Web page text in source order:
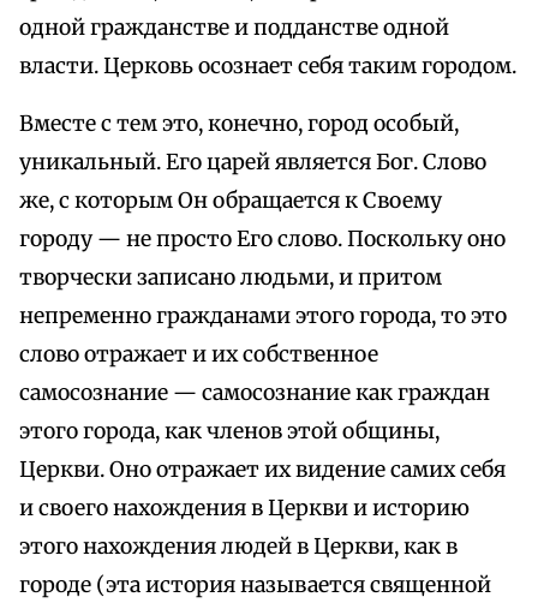
одной гражданстве и подданстве одной
власти. Церковь осознает себя таким городом.
Вместе с тем это, конечно, город особый,
уникальный. Его царей является Бог. Слово
же, с которым Он обращается к Своему
городу — не просто Его слово. Поскольку оно
творчески записано людьми, и притом
непременно гражданами этого города, то это
слово отражает и их собственное
самосознание — самосознание как граждан
этого города, как членов этой общины,
Церкви. Оно отражает их видение самих себя
и своего нахождения в Церкви и историю
этого нахождения людей в Церкви, как в
городе (эта история называется священной